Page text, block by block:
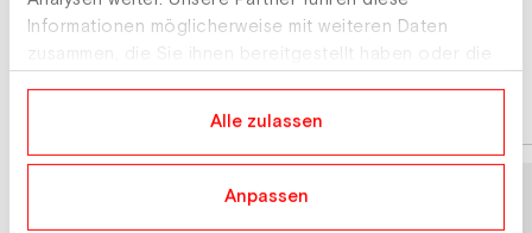
Informationen möglicherweise mit weiteren Daten
zusammen, die Sie ihnen bereitgestellt haben oder die
Alle zulassen
Anpassen
NewsEventsAthlet:innen